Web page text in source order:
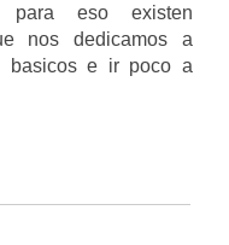
para eso existen
nos dedicamos a
basicos e ir poco a